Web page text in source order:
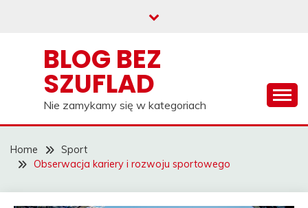
BLOG BEZ
SZUFLAD
Nie zamykamy się w kategoriach
Home
Sport
Obserwacja kariery i rozwoju sportowego